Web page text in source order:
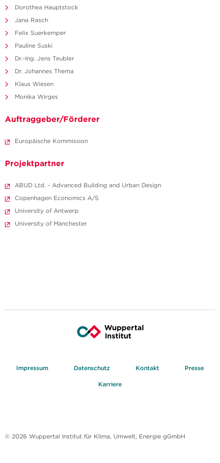
Dorothea Hauptstock
Jana Rasch
Felix Suerkemper
Pauline Suski
Dr.-Ing. Jens Teubler
Dr. Johannes Thema
Klaus Wiesen
Monika Wirges
Auftraggeber/Förderer
Europäische Kommission
Projektpartner
ABUD Ltd. - Advanced Building and Urban Design
Copenhagen Economics A/S
University of Antwerp
University of Manchester
Impressum Datenschutz Kontakt Presse
Karriere
© 2026 Wuppertal Institut für Klima, Umwelt, Energie gGmbH